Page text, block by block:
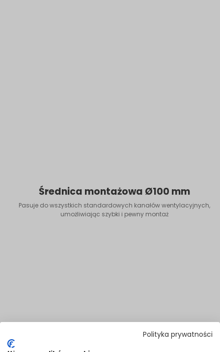
Polityka prywatności
Średnica montażowa Ø100 mm
Pasuje do wszystkich standardowych kanałów wentylacyjnych,
umożliwiając szybki i pewny montaż